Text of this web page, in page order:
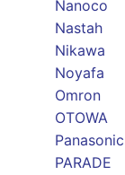
Nanoco
Nastah
Nikawa
Noyafa
Omron
OTOWA
Panasonic
PARADE